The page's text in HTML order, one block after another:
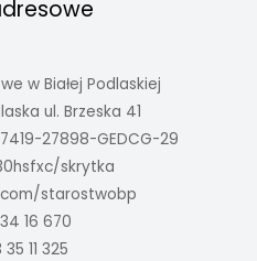
w Białej Podlaskiej
ul. Brzeska 41
27898-GEDCG-29
skrytka
starostwobp
16 670
11 325